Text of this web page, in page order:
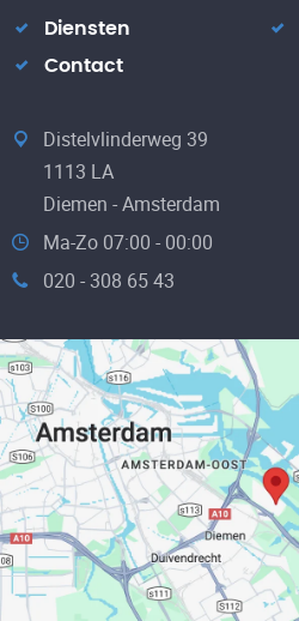
Diensten
Contact
Distelvlinderweg 39
1113 LA
Diemen - Amsterdam
Ma-Zo 07:00 - 00:00
020 - 308 65 43